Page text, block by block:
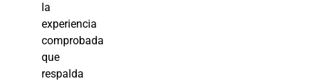
la
experiencia
comprobada
que
respalda